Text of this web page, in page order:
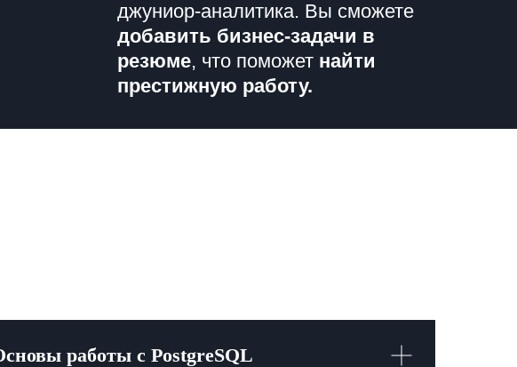
джуниор-аналитика. Вы сможете
добавить бизнес-задачи в
резюме, что поможет найти
престижную работу.
работы с PostgreSQL